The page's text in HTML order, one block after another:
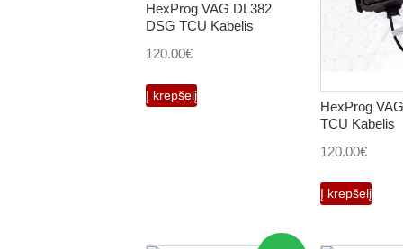
HexProg VAG DL382
DSG TCU Kabelis
120.00€
Į krepšelį
HexProg
TCU Kabelis
120.00€
Į krepšelį